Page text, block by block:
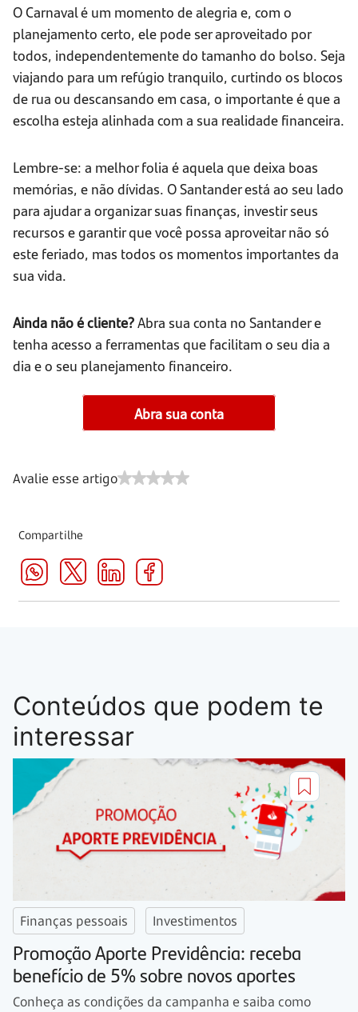
O Carnaval é um momento de alegria e, com o
planejamento certo, ele pode ser aproveitado por
todos, independentemente do tamanho do bolso. Seja
viajando para um refúgio tranquilo, curtindo os blocos
de rua ou descansando em casa, o importante é que a
escolha esteja alinhada com a sua realidade financeira.
Lembre-se: a melhor folia é aquela que deixa boas
memórias, e não dívidas. O Santander está ao seu lado
para ajudar a organizar suas finanças, investir seus
recursos e garantir que você possa aproveitar não só
este feriado, mas todos os momentos importantes da
sua vida.
Ainda não é cliente?Abra sua conta no Santander e
tenha acesso a ferramentas que facilitam o seu dia a
dia e o seu planejamento financeiro.
Abra sua conta
Avalie esse artigo
Compartilhe
Conteúdos que podem te
interessar
Finanças pessoais Investimentos
Promoção Aporte Previdência: receba
benefício de 5% sobre novos aportes
Conheça as condições da campanha e saiba como